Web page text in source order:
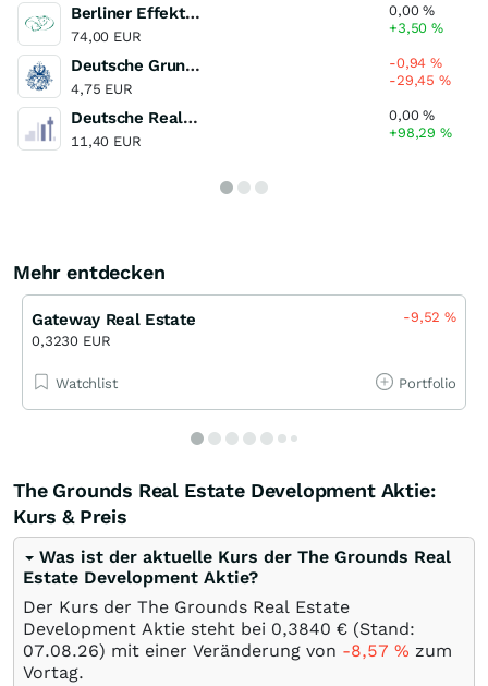
Berliner Effektengesellschaft
74,00 EUR
0,00%
+3,50%
Deutsche Grundstuecksauktionen
4,75 EUR
-0,94%
-29,45%
Deutsche Real Estate
11,40 EUR
0,00%
+98,29%
Mehr entdecken
Gateway Real Estate
0,3230 EUR
-9,52%
Watchlist Portfolio
The Grounds Real Estate Development Aktie:
Kurs & Preis
Was ist der aktuelle Kurs der The Grounds Real
Estate Development Aktie?
Der Kurs der The Grounds Real Estate
Development Aktie steht bei 0,3840 € (Stand:
07.08.26) mit einer Veränderung von -8,57 % zum
Vortag.